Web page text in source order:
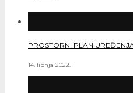
PROSTORNI PLAN
14. lipnja 2022.